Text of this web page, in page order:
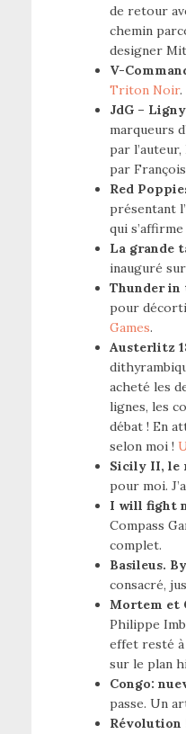
de retour
chemin
designer
V-
Triton Noir.
JdG –
marqueurs
par
par
Red
présentant
qui
La grande
inauguré
Thunder in
pour
Games.
Austerlitz
acheté les
lignes, les
débat ! En
selon moi !
Sicily II, le
pour moi.
I will fight
Compass
complet.
Basileus.
consacré,
Mortem et
Philippe
effet resté à
sur le plan
Congo:
passe. Un
Révolution